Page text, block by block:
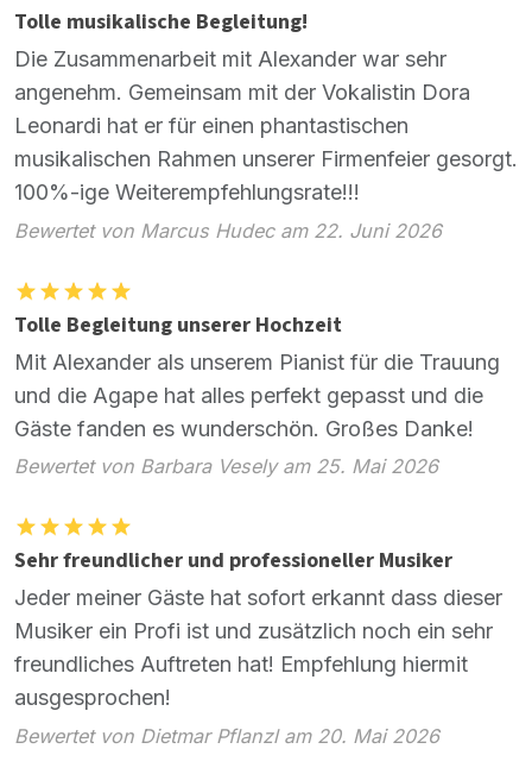
Tolle musikalische Begleitung!
Die Zusammenarbeit mit Alexander war sehr
angenehm. Gemeinsam mit der Vokalistin Dora
Leonardi hat er für einen phantastischen
musikalischen Rahmen unserer Firmenfeier gesorgt.
100%-ige Weiterempfehlungsrate!!!
Bewertet von Marcus Hudec am 22. Juni 2026
Tolle Begleitung unserer Hochzeit
Mit Alexander als unserem Pianist für die Trauung
und die Agape hat alles perfekt gepasst und die
Gäste fanden es wunderschön. Großes Danke!
Bewertet von Barbara Vesely am 25. Mai 2026
Sehr freundlicher und professioneller Musiker
Jeder meiner Gäste hat sofort erkannt dass dieser
Musiker ein Profi ist und zusätzlich noch ein sehr
freundliches Auftreten hat! Empfehlung hiermit
ausgesprochen!
Bewertet von Dietmar Pflanzl am 20. Mai 2026